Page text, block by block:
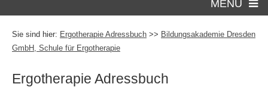
MENÜ
Sie sind hier: Ergotherapie Adressbuch >> Bildungsakademie Dresden
GmbH, Schule für Ergotherapie
Ergotherapie Adressbuch